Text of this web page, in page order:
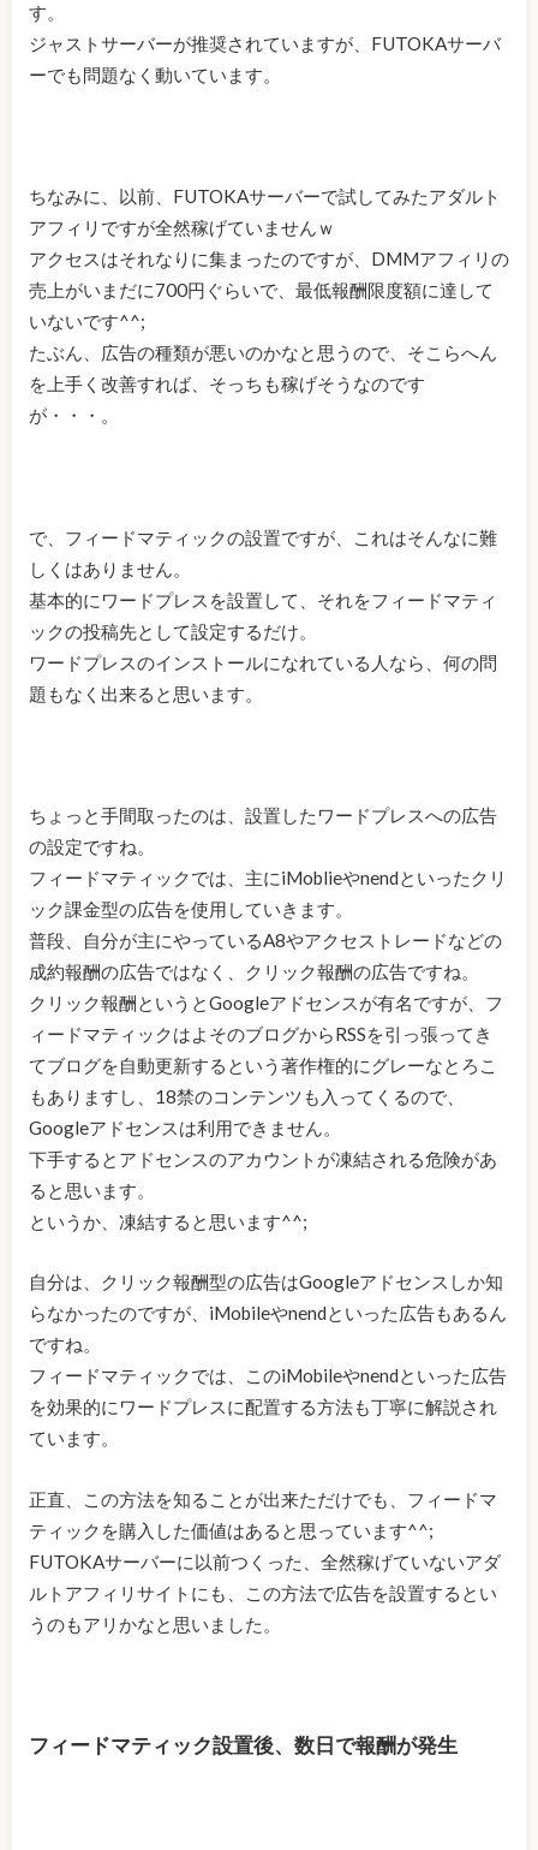
す。
ジャストサーバーが推奨されていますが、FUTOKAサーバ
ーでも問題なく動いています。
ちなみに、以前、FUTOKAサーバーで試してみたアダルト
アフィリですが全然稼げていませんｗ
アクセスはそれなりに集まったのですが、DMMアフィリの
売上がいまだに700円ぐらいで、最低報酬限度額に達して
いないです^^;
たぶん、広告の種類が悪いのかなと思うので、そこらへん
を上手く改善すれば、そっちも稼げそうなのです
が・・・。
で、フィードマティックの設置ですが、これはそんなに難
しくはありません。
基本的にワードプレスを設置して、それをフィードマティ
ックの投稿先として設定するだけ。
ワードプレスのインストールになれている人なら、何の問
題もなく出来ると思います。
ちょっと手間取ったのは、設置したワードプレスへの広告
の設定ですね。
フィードマティックでは、主にiMoblieやnendといったクリ
ック課金型の広告を使用していきます。
普段、自分が主にやっているA8やアクセストレードなどの
成約報酬の広告ではなく、クリック報酬の広告ですね。
クリック報酬というとGoogleアドセンスが有名ですが、フ
ィードマティックはよそのブログからRSSを引っ張ってき
てブログを自動更新するという著作権的にグレーなとろこ
もありますし、18禁のコンテンツも入ってくるので、
Googleアドセンスは利用できません。
下手するとアドセンスのアカウントが凍結される危険があ
ると思います。
というか、凍結すると思います^^;
自分は、クリック報酬型の広告はGoogleアドセンスしか知
らなかったのですが、iMobileやnendといった広告もあるん
ですね。
フィードマティックでは、このiMobileやnendといった広告
を効果的にワードプレスに配置する方法も丁寧に解説され
ています。
正直、この方法を知ることが出来ただけでも、フィードマ
ティックを購入した価値はあると思っています^^;
FUTOKAサーバーに以前つくった、全然稼げていないアダ
ルトアフィリサイトにも、この方法で広告を設置するとい
うのもアリかなと思いました。
フィードマティック設置後、数日で報酬が発生